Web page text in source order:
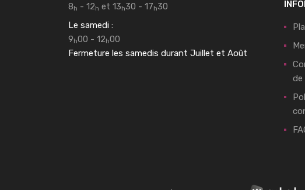
8h - 12h et 13h30 - 17h30
Le samedi :
9h00 - 12h00
Fermeture les samedis durant Juillet et Août
de